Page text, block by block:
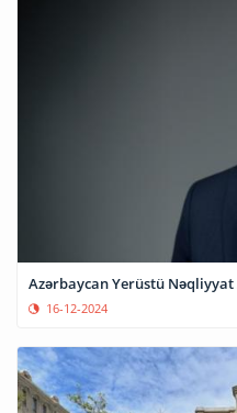
Azərbaycan Yerüstü
16-12-2024